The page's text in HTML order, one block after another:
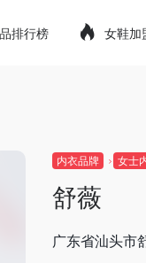
排行榜 女鞋加
内衣品牌 女士
舒薇
广东省汕头市